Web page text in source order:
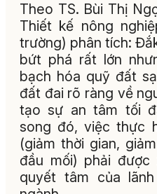
Theo TS. Bùi Thị
Thiết kế nông
trường) phân tích:
bứt phá rất lớn
bạch hóa quỹ đất
đất đai rõ ràng về
tạo sự an tâm tối
song đó, việc thực
(giảm thời gian,
đầu mối) phải
quyết tâm của